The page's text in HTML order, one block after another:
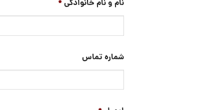
نام و نام خانوادگی*
شماره تماس